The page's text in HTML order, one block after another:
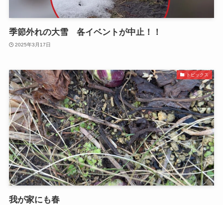
季節外れの大雪 各イベントが中止！！
2025年3月17日
トピックス
我が家にも春